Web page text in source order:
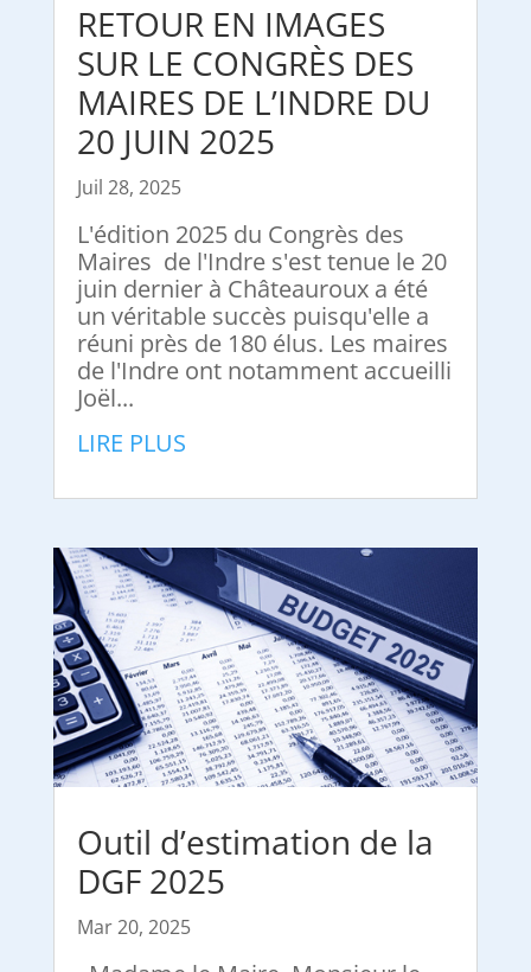
RETOUR EN IMAGES
SUR LE CONGRÈS DES
MAIRES DE L’INDRE DU
20 JUIN 2025
Juil 28, 2025
L'édition 2025 du Congrès des
Maires de l'Indre s'est tenue le 20
juin dernier à Châteauroux a été
un véritable succès puisqu'elle a
réuni près de 180 élus. Les maires
de l'Indre ont notamment accueilli
Joël...
LIRE PLUS
Outil d’estimation de la
DGF 2025
Mar 20, 2025